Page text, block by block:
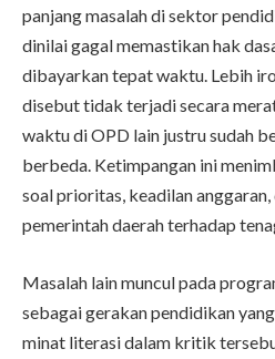
panjang masalah di sektor
dinilai gagal memastikan hak
dibayarkan tepat waktu. Lebih
disebut tidak terjadi secara
waktu di OPD lain justru sudah
berbeda. Ketimpangan ini
soal prioritas, keadilan
pemerintah daerah terhadap
Masalah lain muncul pada
sebagai gerakan pendidikan
minat literasi dalam kritik